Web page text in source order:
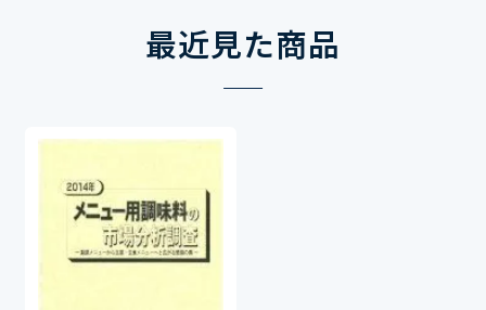
最近見た商品